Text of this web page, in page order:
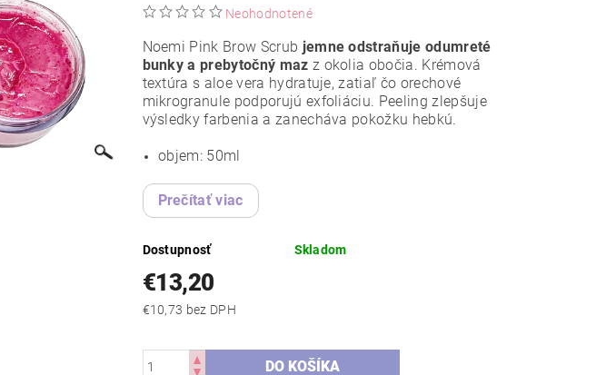
Neohodnotené
Noemi Pink Brow Scrub jemne odstraňuje odumreté
bunky a prebytočný maz z okolia obočia. Krémová
textúra s aloe vera hydratuje, zatiaľ čo orechové
mikrogranule podporujú exfoliáciu. Peeling zlepšuje
výsledky farbenia a zanecháva pokožku hebkú.
objem: 50ml
Prečítať viac
Dostupnosť Skladom
€13,20
€10,73 bez DPH